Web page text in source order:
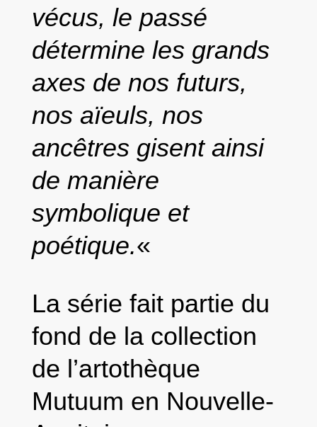
vécus, le passé
détermine les grands
axes de nos futurs,
nos aïeuls, nos
ancêtres gisent ainsi
de manière
symbolique et
poétique.«
La série fait partie du
fond de la collection
de l’artothèque
Mutuum en Nouvelle-